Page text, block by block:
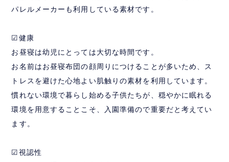
パレルメーカーも利用している素材です。
☑︎健康
お昼寝は幼児にとっては大切な時間です。
お名前はお昼寝布団の顔周りにつけることが多いため、ス
トレスを避けた心地よい肌触りの素材を利用しています。
慣れない環境で暮らし始める子供たちが、穏やかに眠れる
環境を用意することこそ、入園準備ので重要だと考えてい
ます。
☑︎視認性